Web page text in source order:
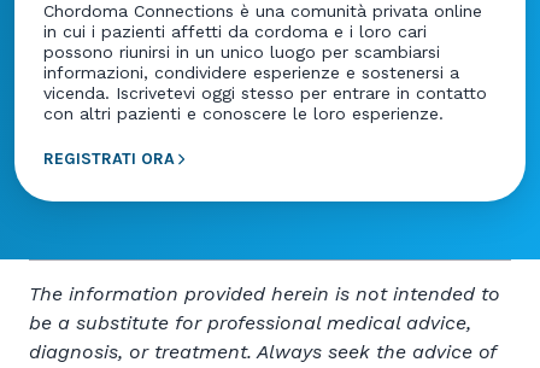
Chordoma Connections è una comunità privata online
in cui i pazienti affetti da cordoma e i loro cari
possono riunirsi in un unico luogo per scambiarsi
informazioni, condividere esperienze e sostenersi a
vicenda. Iscrivetevi oggi stesso per entrare in contatto
con altri pazienti e conoscere le loro esperienze.
REGISTRATI ORA
The information provided herein is not intended to
be a substitute for professional medical advice,
diagnosis, or treatment. Always seek the advice of